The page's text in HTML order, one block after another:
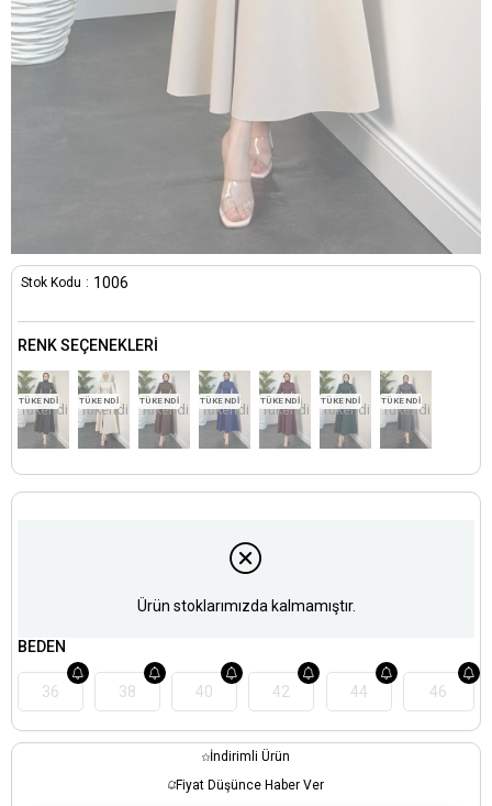
Stok Kodu 1006
RENK SEÇENEKLERI
Tükendi
TÜKENDİ Tükendi
TÜKENDİ Tükendi
TÜKENDİ Tükendi
TÜKENDİ Tükendi
TÜKENDİ Tükendi
TÜKENDİ Tükendi
TÜKENDİ
Ürün stoklarımızda kalmamıştır.
BEDEN
36 38 40 42 44 46
İndirimli Ürün
Fiyat Düşünce Haber Ver